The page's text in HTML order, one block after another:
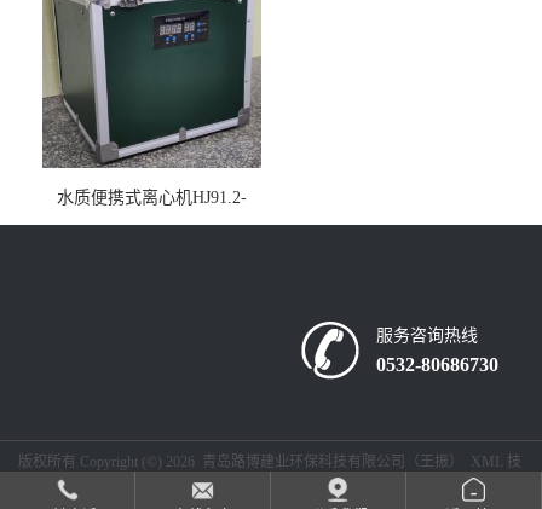
水质便携式离心机HJ91.2-
2022地表水总磷监测内置有
服务咨询热线
0532-80686730
版权所有 Copyright (©) 2026 青岛路博建业环保科技有限公司（王振） XML 技
术支持：
食品商务网